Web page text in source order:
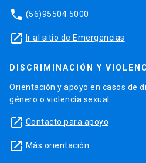
phone (56)95504 5000
launch Ir al sitio de Emergencias
DISCRIMINACIÓN Y
Orientación y apoyo en casos de
género o violencia sexual.
launch Contacto para apoyo
launch Más orientación